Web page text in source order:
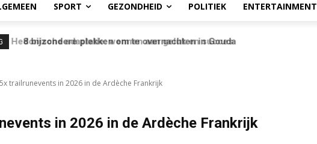
SPORT GEZONDHEID POLITIEK ENTERTAINMENT
8 bijzondere plekken om te overnachten in Gouda
5x trailrunevents in 2026 in de Ardèche Frankrijk
in 2026 in de Ardèche Frankrijk